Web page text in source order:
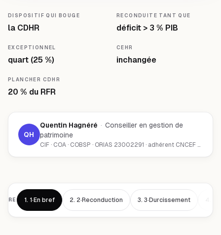
DISPOSITIF QUI BOUGE
la CDHR
RECONDUITE TANT QUE
déficit > 3 % PIB
EXCEPTIONNEL
quart (25 %)
CEHR
inchangée
PLANCHER CDHR
20 % du RFR
QH
Quentin Hagnéré · Conseiller en gestion de
patrimoine
CIF · COA · COBSP · ORIAS 23002291 · adhérent CNCEF Patrimoine · Chambéry (73000)
1. 1·En bref 2. 2·Reconduction 3. 3·Durcissement